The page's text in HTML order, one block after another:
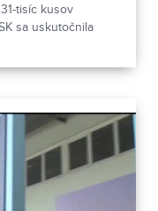
tisíc kusov
sa uskutočnila